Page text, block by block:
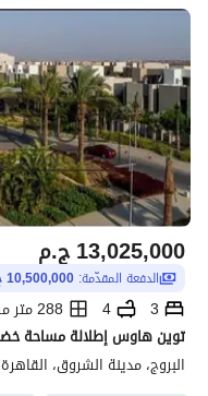
ج.م13,025,000
الدفعة المقدّمة: 10,500,000 ج.م
3
4
288 متر مربع
البروج، مدينة الشروق، القاهرة